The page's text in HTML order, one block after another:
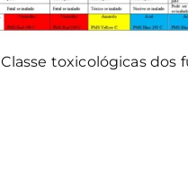
Classe toxicológicas dos